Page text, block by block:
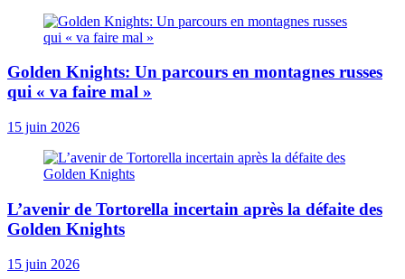
Golden Knights: Un parcours en montagnes russes
qui « va faire mal »
15 juin 2026
L’avenir de Tortorella incertain après la défaite des
Golden Knights
15 juin 2026